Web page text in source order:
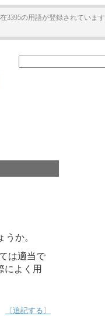
3395の用語が登録されていま
か。
は適当で
によく用
〔追記する〕